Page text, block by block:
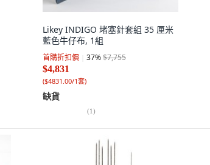
Likey INDIGO 堵塞針套組 35 厘米
藍色牛仔布, 1組
首購折扣價 37%$7,755
$4,831
($4831.00/1套)
缺貨
(1)